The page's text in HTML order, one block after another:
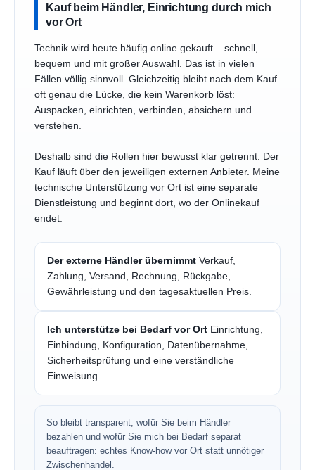
Kauf beim Händler, Einrichtung durch mich
vor Ort
Technik wird heute häufig online gekauft – schnell,
bequem und mit großer Auswahl. Das ist in vielen
Fällen völlig sinnvoll. Gleichzeitig bleibt nach dem Kauf
oft genau die Lücke, die kein Warenkorb löst:
Auspacken, einrichten, verbinden, absichern und
verstehen.
Deshalb sind die Rollen hier bewusst klar getrennt. Der
Kauf läuft über den jeweiligen externen Anbieter. Meine
technische Unterstützung vor Ort ist eine separate
Dienstleistung und beginnt dort, wo der Onlinekauf
endet.
Der externe Händler übernimmt Verkauf,
Zahlung, Versand, Rechnung, Rückgabe,
Gewährleistung und den tagesaktuellen Preis.
Ich unterstütze bei Bedarf vor Ort Einrichtung,
Einbindung, Konfiguration, Datenübernahme,
Sicherheitsprüfung und eine verständliche
Einweisung.
So bleibt transparent, wofür Sie beim Händler
bezahlen und wofür Sie mich bei Bedarf separat
beauftragen: echtes Know-how vor Ort statt unnötiger
Zwischenhandel.